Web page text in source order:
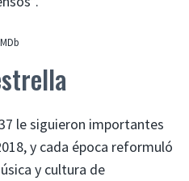
le siguieron importantes
y cada época reformuló
y cultura de